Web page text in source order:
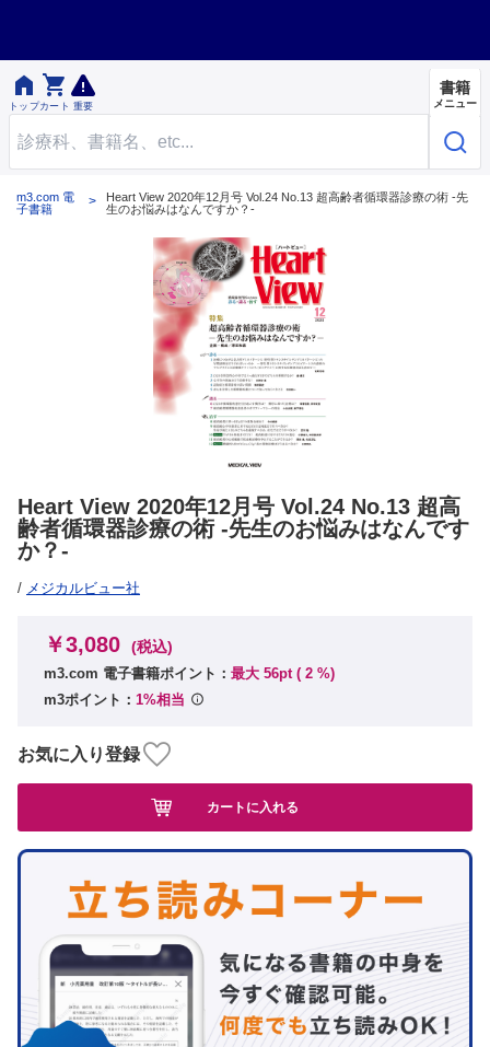

トップ

カート 重要
書籍
メニュー
m3.com 電
子書籍
Heart View 2020年12月号 Vol.24 No.13 超高齢者循環器診療の術 -先
生のお悩みはなんですか？-
Heart View 2020年12月号 Vol.24 No.13 超高
齢者循環器診療の術 -先生のお悩みはなんです
か？-
/ メジカルビュー社
￥3,080 (税込)
m3.com 電子書籍ポイント： 最大 56pt ( 2 %)
m3ポイント： 1%相当
お気に入り登録
カートに入れる